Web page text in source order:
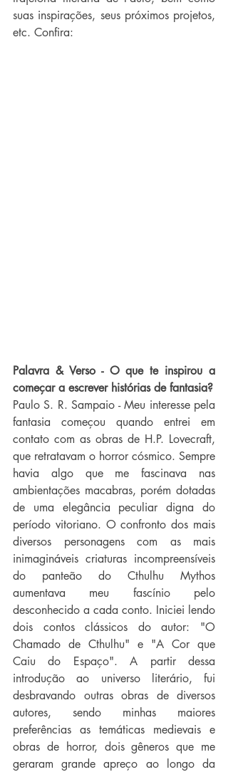
suas inspirações, seus próximos projetos,
etc. Confira:
Palavra & Verso - O que te inspirou a
começar a escrever histórias de fantasia?
Paulo S. R. Sampaio - Meu interesse pela
fantasia começou quando entrei em
contato com as obras de H.P. Lovecraft,
que retratavam o horror cósmico. Sempre
havia algo que me fascinava nas
ambientações macabras, porém dotadas
de uma elegância peculiar digna do
período vitoriano. O confronto dos mais
diversos personagens com as mais
inimagináveis criaturas incompreensíveis
do panteão do Cthulhu Mythos
aumentava meu fascínio pelo
desconhecido a cada conto. Iniciei lendo
dois contos clássicos do autor: "O
Chamado de Cthulhu" e "A Cor que
Caiu do Espaço". A partir dessa
introdução ao universo literário, fui
desbravando outras obras de diversos
autores, sendo minhas maiores
preferências as temáticas medievais e
obras de horror, dois gêneros que me
geraram grande apreço ao longo da